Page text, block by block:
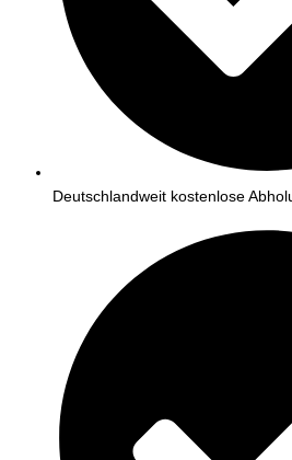
Deutschlandweit kostenlose